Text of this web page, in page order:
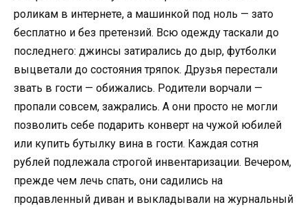
роликам в интернете, а машинкой под ноль — зато
бесплатно и без претензий. Всю одежду таскали до
последнего: джинсы затирались до дыр, футболки
выцветали до состояния тряпок. Друзья перестали
звать в гости — обижались. Родители ворчали —
пропали совсем, зажрались. А они просто не могли
позволить себе подарить конверт на чужой юбилей
или купить бутылку вина в гости. Каждая сотня
рублей подлежала строгой инвентаризации. Вечером,
прежде чем лечь спать, они садились на
продавленный диван и выкладывали на журнальный